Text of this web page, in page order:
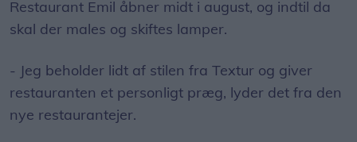
Restaurant Emil åbner midt i august, og indtil da
skal der males og skiftes lamper.
- Jeg beholder lidt af stilen fra Textur og giver
restauranten et personligt præg, lyder det fra den
nye restaurantejer.